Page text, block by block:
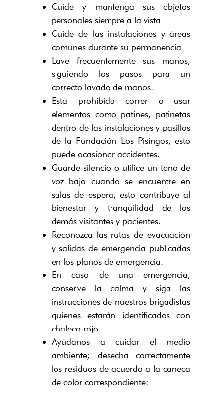
Cuide y mantenga sus objetos
personales siempre a la vista
Cuide de las instalaciones y áreas
comunes durante su permanencia
Lave frecuentemente sus manos,
siguiendo los pasos para un
correcto lavado de manos.
Está prohibido correr o usar
elementos como patines, patinetas
dentro de las instalaciones y pasillos
de la Fundación Los Pisingos, esto
puede ocasionar accidentes.
Guarde silencio o utilice un tono de
voz bajo cuando se encuentre en
salas de espera, esto contribuye al
bienestar y tranquilidad de los
demás visitantes y pacientes.
Reconozca las rutas de evacuación
y salidas de emergencia publicadas
en los planos de emergencia.
En caso de una emergencia,
conserve la calma y siga las
instrucciones de nuestros brigadistas
quienes estarán identificados con
chaleco rojo.
Ayúdanos a cuidar el medio
ambiente; desecha correctamente
los residuos de acuerdo a la caneca
de color correspondiente: